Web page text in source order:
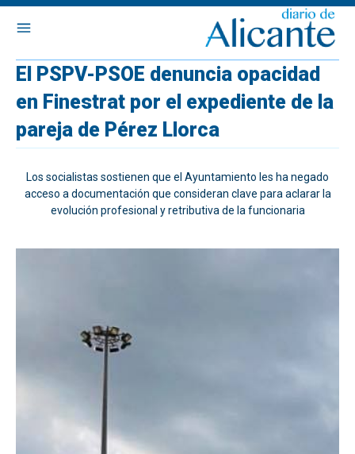
El PSPV-PSOE denuncia opacidad
en Finestrat por el expediente de la
pareja de Pérez Llorca
Los socialistas sostienen que el Ayuntamiento les ha negado
acceso a documentación que consideran clave para aclarar la
evolución profesional y retributiva de la funcionaria